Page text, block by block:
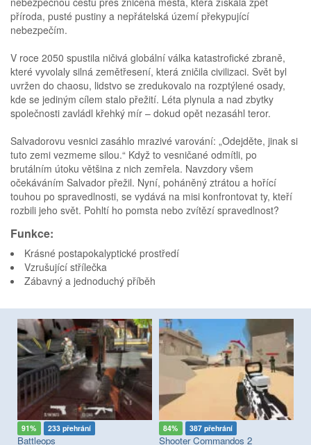
příroda, pusté pustiny a nepřátelská území překypující
nebezpečím.
V roce 2050 spustila ničivá globální válka katastrofické zbraně,
které vyvolaly silná zemětřesení, která zničila civilizaci. Svět byl
uvržen do chaosu, lidstvo se zredukovalo na rozptýlené osady,
kde se jediným cílem stalo přežití. Léta plynula a nad zbytky
společnosti zavládl křehký mír – dokud opět nezasáhl teror.
Salvadorovu vesnici zasáhlo mrazivé varování: „Odejděte, jinak si
tuto zemi vezmeme silou.“ Když to vesničané odmítli, po
brutálním útoku většina z nich zemřela. Navzdory všem
očekáváním Salvador přežil. Nyní, poháněný ztrátou a hořící
touhou po spravedlnosti, se vydává na misi konfrontovat ty, kteří
rozbili jeho svět. Pohltí ho pomsta nebo zvítězí spravedlnost?
Funkce:
Krásné postapokalyptické prostředí
Vzrušující střílečka
Zábavný a jednoduchý příběh
91% 233 přehrání
Battleops
84% 387 přehrání
Shooter Commandos 2